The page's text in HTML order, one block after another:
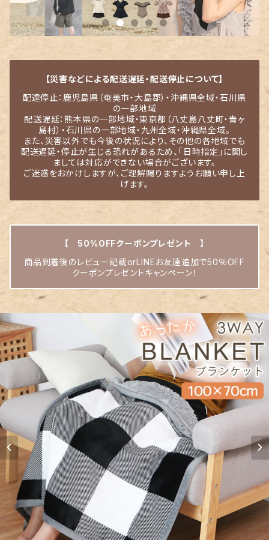
【災害などによる配送遅延・配送停止について】
配達停止：鹿児島県（奄美市・大島郡）・沖縄県全域・石川県
の一部地域
配送遅延：熊本県の一部地域・東京都（八丈島八丈町・青ヶ
島村）・石川県の一部地域・九州全域・沖縄県全域。
また、災害以外でも今後の状況により、その他の各地域でも
配送遅延・停止が生じる恐れがあるため、「日時指定」に関し
ましては対応ができない場合がございます。
ご迷惑をおかけしますが、ご理解賜りますようお願い申し上
げます。
【 50%OFFクーポンプレゼント 】
商品到着後のレビュー記載orLINEお友達追加で50％OFF
クーポンプレゼントキャンペーン！